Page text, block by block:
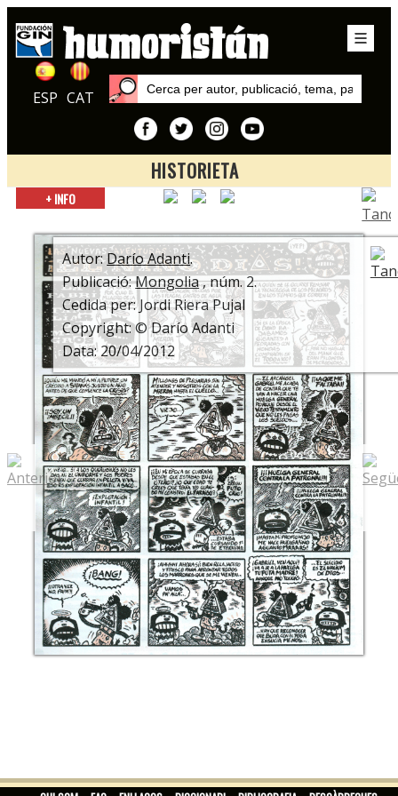
ESP CAT
HISTORIETA
Inici
Mongolia
+ INFO
Autor:Darío Adanti.
Publicació:Mongolia, núm. 2.
Cedida per: Jordi Riera Pujal
Copyright: © Darío Adanti
Data: 20/04/2012